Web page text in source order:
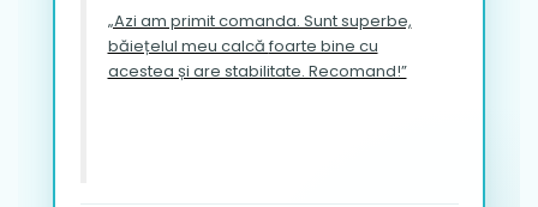
„Azi am primit comanda. Sunt superbe,
băiețelul meu calcă foarte bine cu
acestea și are stabilitate. Recomand!”